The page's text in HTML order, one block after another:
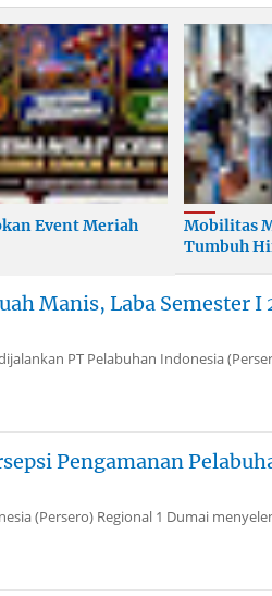
Event Meriah
Mobilitas
Tumbuh
Manis, Laba Semester
PT Pelabuhan Indonesia
Pengamanan
(Persero) Regional 1 Dumai